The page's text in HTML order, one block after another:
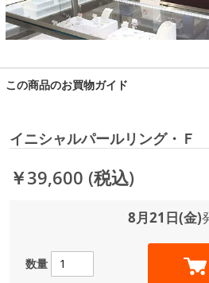
この商品のお買物ガイド
イニシャルパールリング・Ｆ
￥39,600 (税込)
8月21日(金)
数量